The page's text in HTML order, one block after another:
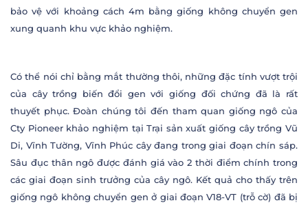
bảo vệ với khoảng cách 4m bằng giống không chuyển gen
xung quanh khu vực khảo nghiệm.
Có thể nói chỉ bằng mắt thường thôi, những đặc tính vượt trội
của cây trồng biến đổi gen với giống đối chứng đã là rất
thuyết phục. Đoàn chúng tôi đến tham quan giống ngô của
Cty Pioneer khảo nghiệm tại Trại sản xuất giống cây trồng Vũ
Di, Vĩnh Tường, Vĩnh Phúc cây đang trong giai đoạn chín sáp.
Sâu đục thân ngô được đánh giá vào 2 thời điểm chính trong
các giai đoạn sinh trưởng của cây ngô. Kết quả cho thấy trên
giống ngô không chuyển gen ở giai đoạn V18-VT (trỗ cờ) đã bị